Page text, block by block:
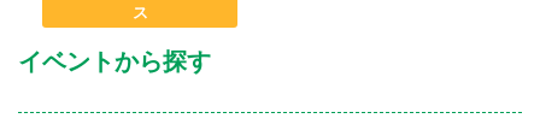
イベントから探す
ス